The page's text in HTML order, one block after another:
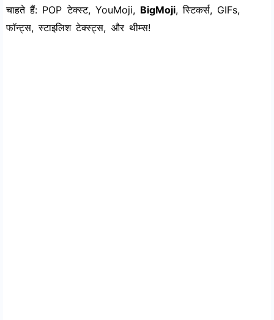
चाहते हैं: POP टेक्स्ट, YouMoji, BigMoji, स्टिकर्स, GIFs,
फॉन्ट्स, स्टाइलिश टेक्स्ट्स, और थीम्स!